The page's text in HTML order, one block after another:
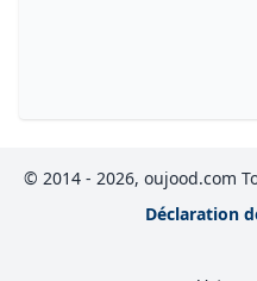
© 2014 - 2026, oujood.com
Déclaration